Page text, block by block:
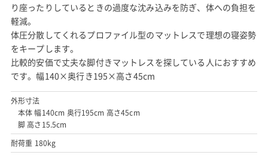
り座ったりしているときの過度な沈み込みを防ぎ、体への負担を
軽減。
体圧分散してくれるプロファイル型のマットレスで理想の寝姿勢
をキープします。
比較的安価で丈夫な脚付きマットレスを探している人におすすめ
です。幅140×奥行き195×高さ45cm
外形寸法
本体 幅140cm 奥行195cm 高さ45cm
脚 高さ15.5cm
耐荷重 180kg